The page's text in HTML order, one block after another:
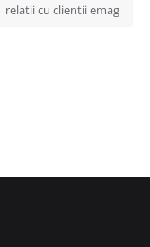
relatii cu clientii emag